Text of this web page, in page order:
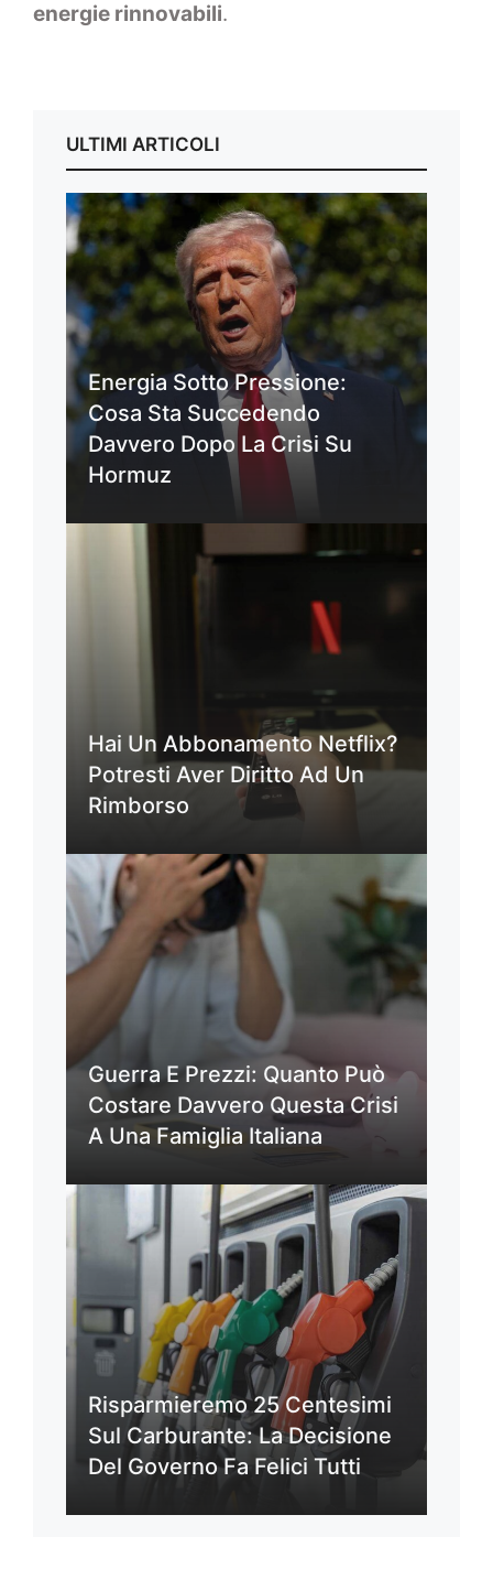
energie rinnovabili.
ULTIMI ARTICOLI
Energia Sotto Pressione:
Cosa Sta Succedendo
Davvero Dopo La Crisi Su
Hormuz
Hai Un Abbonamento Netflix?
Potresti Aver Diritto Ad Un
Rimborso
Guerra E Prezzi: Quanto Può
Costare Davvero Questa Crisi
A Una Famiglia Italiana
Risparmieremo 25 Centesimi
Sul Carburante: La Decisione
Del Governo Fa Felici Tutti